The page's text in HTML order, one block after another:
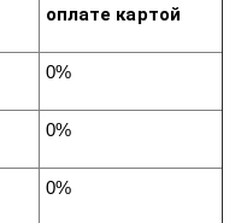
оплате картой
0%
0%
0%